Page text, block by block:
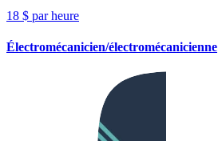
18 $ par heure
Électromécanicien/électromécanicienne